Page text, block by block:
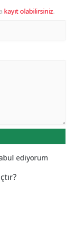
kayıt olabilirsiniz.
ediyorum